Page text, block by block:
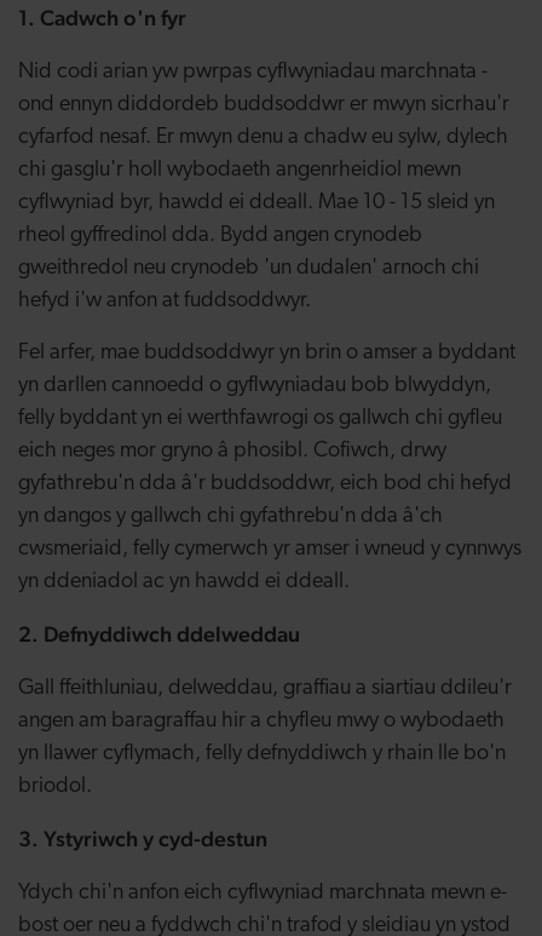
1. Cadwch o'n fyr
Nid codi arian yw pwrpas cyflwyniadau marchnata -
ond ennyn diddordeb buddsoddwr er mwyn sicrhau'r
cyfarfod nesaf. Er mwyn denu a chadw eu sylw, dylech
chi gasglu'r holl wybodaeth angenrheidiol mewn
cyflwyniad byr, hawdd ei ddeall. Mae 10 - 15 sleid yn
rheol gyffredinol dda. Bydd angen crynodeb
gweithredol neu crynodeb 'un dudalen' arnoch chi
hefyd i'w anfon at fuddsoddwyr.
Fel arfer, mae buddsoddwyr yn brin o amser a byddant
yn darllen cannoedd o gyflwyniadau bob blwyddyn,
felly byddant yn ei werthfawrogi os gallwch chi gyfleu
eich neges mor gryno â phosibl. Cofiwch, drwy
gyfathrebu'n dda â'r buddsoddwr, eich bod chi hefyd
yn dangos y gallwch chi gyfathrebu'n dda â'ch
cwsmeriaid, felly cymerwch yr amser i wneud y cynnwys
yn ddeniadol ac yn hawdd ei ddeall.
2. Defnyddiwch ddelweddau
Gall ffeithluniau, delweddau, graffiau a siartiau ddileu'r
angen am baragraffau hir a chyfleu mwy o wybodaeth
yn llawer cyflymach, felly defnyddiwch y rhain lle bo'n
briodol.
3. Ystyriwch y cyd-destun
Ydych chi'n anfon eich cyflwyniad marchnata mewn e-
bost oer neu a fyddwch chi'n trafod y sleidiau yn ystod